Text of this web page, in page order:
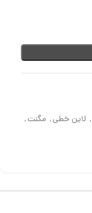
, لاین خطی, مگنت,